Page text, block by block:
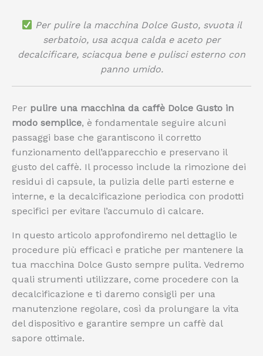
Per pulire la macchina Dolce Gusto, svuota il
serbatoio, usa acqua calda e aceto per
decalcificare, sciacqua bene e pulisci esterno con
panno umido.
Per pulire una macchina da caffè Dolce Gusto in
modo semplice, è fondamentale seguire alcuni
passaggi base che garantiscono il corretto
funzionamento dell’apparecchio e preservano il
gusto del caffè. Il processo include la rimozione dei
residui di capsule, la pulizia delle parti esterne e
interne, e la decalcificazione periodica con prodotti
specifici per evitare l’accumulo di calcare.
In questo articolo approfondiremo nel dettaglio le
procedure più efficaci e pratiche per mantenere la
tua macchina Dolce Gusto sempre pulita. Vedremo
quali strumenti utilizzare, come procedere con la
decalcificazione e ti daremo consigli per una
manutenzione regolare, così da prolungare la vita
del dispositivo e garantire sempre un caffè dal
sapore ottimale.